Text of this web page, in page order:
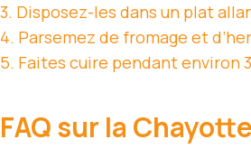
3. Disposez-les dans un plat
4. Parsemez de fromage et
5. Faites cuire pendant environ
FAQ sur la Chayotte